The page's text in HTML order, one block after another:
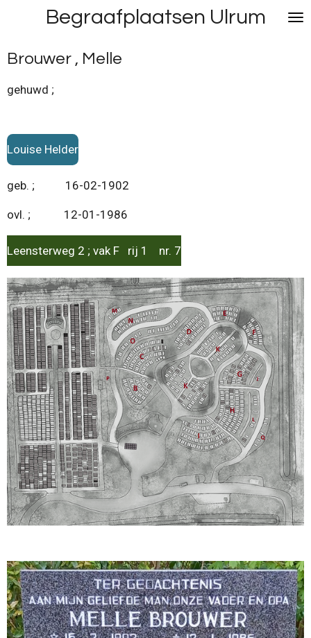
naar
de
hoofdinhoud
Begraafplaatsen Ulrum
Brouwer , Melle
gehuwd ;
Louise Helder
geb. ; 16-02-1902
ovl. ; 12-01-1986
Leensterweg 2 ; vak F rij 1 nr. 7